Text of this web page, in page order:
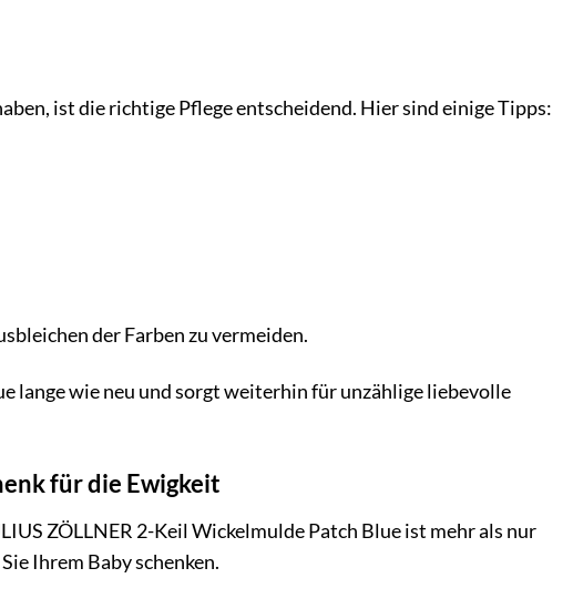
ist die richtige Pflege entscheidend. Hier sind einige Tipps:
der Farben zu vermeiden.
lange wie neu und sorgt weiterhin für unzählige liebevolle
für die Ewigkeit
ZÖLLNER 2-Keil Wickelmulde Patch Blue ist mehr als nur
Ihrem Baby schenken.